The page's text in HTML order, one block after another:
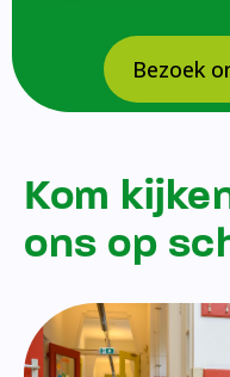
Bezoek
Kom
ons op